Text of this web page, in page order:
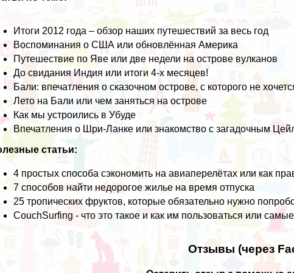
Итоги 2012 года – обзор наших путешествий за весь год
Воспоминания о США или обновлённая Америка
Путешествие по Яве или две недели на острове вулканов
До свидания Индия или итоги 4-х месяцев!
Бали: впечатления о сказочном острове, с которого не
Лето на Бали или чем заняться на острове
Как мы устроились в Убуде
Впечатления о Шри-Ланке или знакомство с загадочным
статьи:
4 простых способа сэкономить на авиаперелётах или как
7 способов найти недорогое жилье на время отпуска
25 тропических фруктов, которые обязательно нужно
CouchSurfing - что это такое и как им пользоваться или
Отзывы (через